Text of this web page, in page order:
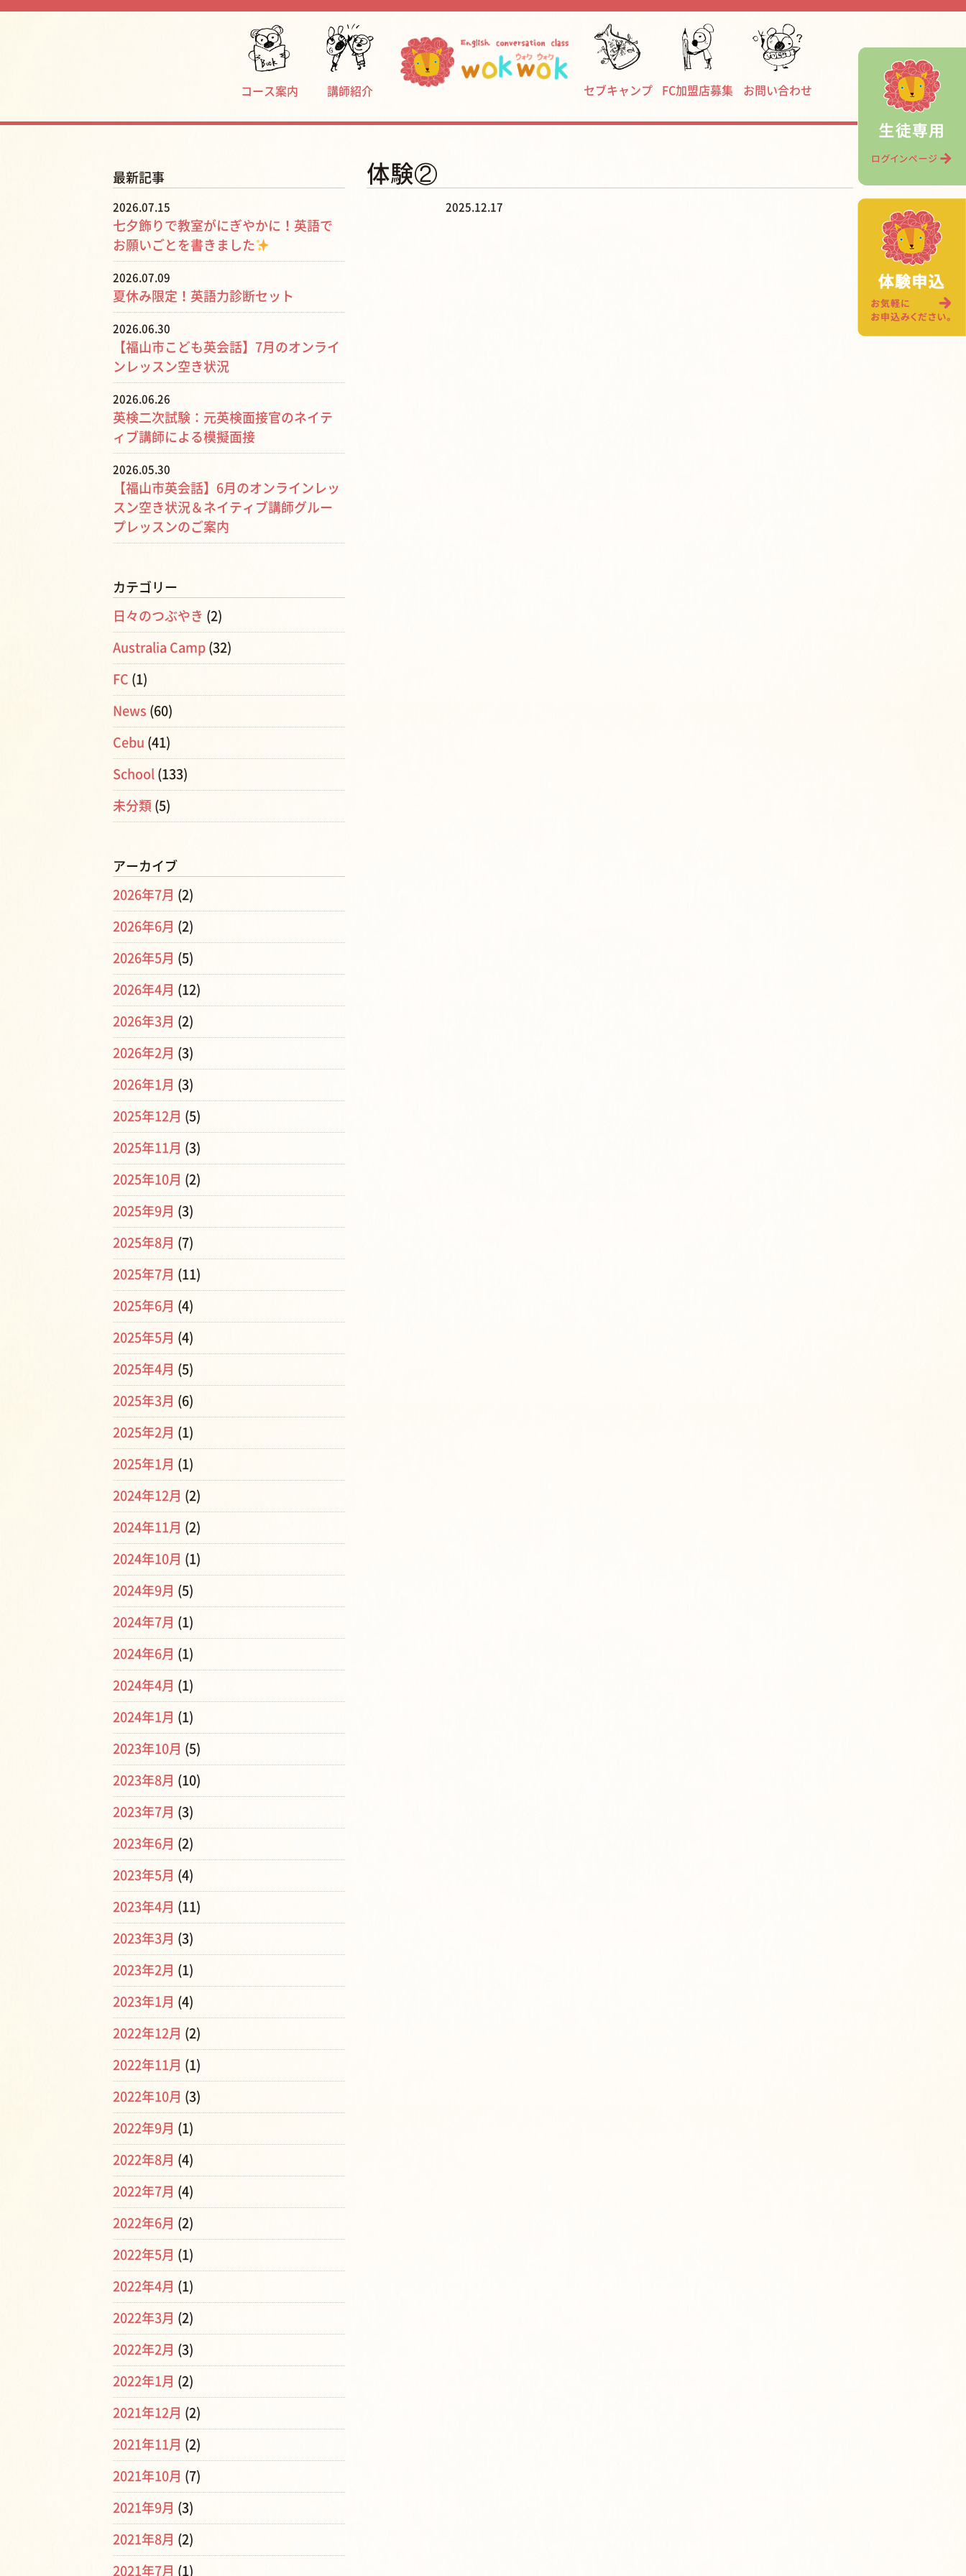
コース案内 講師紹介 セブキャンプ FC加盟店募集 お問い合わせ
体験②
2025.12.17
最新記事
2026.07.15
七夕飾りで教室がにぎやかに！英語で
お願いごとを書きました
2026.07.09
夏休み限定！英語力診断セット
2026.06.30
【福山市こども英会話】7月のオンライ
ンレッスン空き状況
2026.06.26
英検二次試験：元英検面接官のネイテ
ィブ講師による模擬面接
2026.05.30
【福山市英会話】6月のオンラインレッ
スン空き状況＆ネイティブ講師グルー
プレッスンのご案内
カテゴリー
日々のつぶやき (2)
Australia Camp (32)
FC (1)
News (60)
Cebu (41)
School (133)
未分類 (5)
アーカイブ
2026年7月 (2)
2026年6月 (2)
2026年5月 (5)
2026年4月 (12)
2026年3月 (2)
2026年2月 (3)
2026年1月 (3)
2025年12月 (5)
2025年11月 (3)
2025年10月 (2)
2025年9月 (3)
2025年8月 (7)
2025年7月 (11)
2025年6月 (4)
2025年5月 (4)
2025年4月 (5)
2025年3月 (6)
2025年2月 (1)
2025年1月 (1)
2024年12月 (2)
2024年11月 (2)
2024年10月 (1)
2024年9月 (5)
2024年7月 (1)
2024年6月 (1)
2024年4月 (1)
2024年1月 (1)
2023年10月 (5)
2023年8月 (10)
2023年7月 (3)
2023年6月 (2)
2023年5月 (4)
2023年4月 (11)
2023年3月 (3)
2023年2月 (1)
2023年1月 (4)
2022年12月 (2)
2022年11月 (1)
2022年10月 (3)
2022年9月 (1)
2022年8月 (4)
2022年7月 (4)
2022年6月 (2)
2022年5月 (1)
2022年4月 (1)
2022年3月 (2)
2022年2月 (3)
2022年1月 (2)
2021年12月 (2)
2021年11月 (2)
2021年10月 (7)
2021年9月 (3)
2021年8月 (2)
2021年7月 (1)